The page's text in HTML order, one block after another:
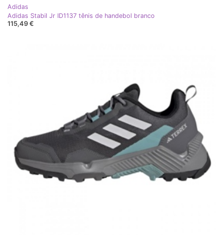
Adidas
Adidas Stabil Jr ID1137 tênis de handebol branco
115,49 €